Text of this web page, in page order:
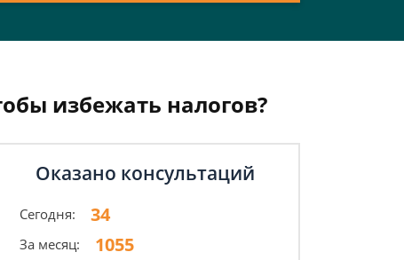
избежать налогов?
Оказано консультаций
Сегодня: 34
За месяц: 1055